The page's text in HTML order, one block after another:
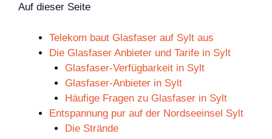
Auf dieser Seite
Telekom baut Glasfaser auf Sylt aus
Die Glasfaser Anbieter und Tarife in Sylt
Glasfaser-Verfügbarkeit in Sylt
Glasfaser-Anbieter in Sylt
Häufige Fragen zu Glasfaser in Sylt
Entspannung pur auf der Nordseeinsel Sylt
Die Strände